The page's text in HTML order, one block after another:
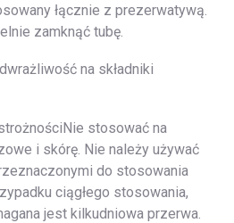
łącznie z prezerwatywą.
zamknąć tubę.
na składniki
stosować na
i skórę. Nie należy używać
do stosowania
ciągłego stosowania,
jest kilkudniowa przerwa.